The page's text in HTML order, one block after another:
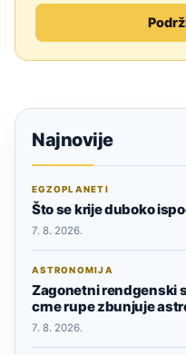
Najnovije
EGZOPLANETI
Što se krije duboko
7. 8. 2026.
ASTRONOMIJA
Zagonetni rendgenski
crne rupe zbunjuje
7. 8. 2026.